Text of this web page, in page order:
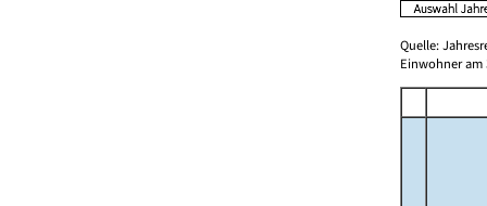
Quelle:
Einwohner am